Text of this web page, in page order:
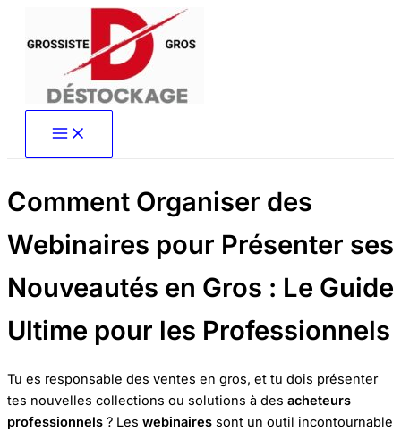
Comment Organiser des
Webinaires pour Présenter ses
Nouveautés en Gros : Le Guide
Ultime pour les Professionnels
Tu es responsable des ventes en gros, et tu dois présenter
tes nouvelles collections ou solutions à des acheteurs
professionnels ? Les webinaires sont un outil incontournable